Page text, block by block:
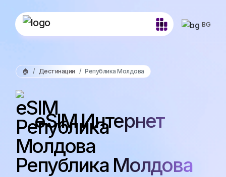
BG
🏠 Дестинации Република Молдова
eSIM Интернет
Република Молдова